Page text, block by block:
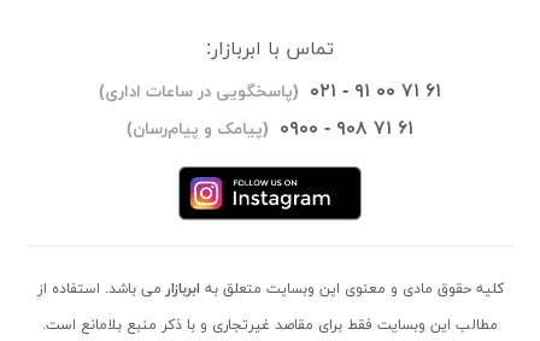
تماس با ابربازار:
۰۲۱ - ۹۱ ۰۰ ۷۱ ۶۱ (پاسخگویی در ساعات اداری)
۰۹۰۰ - ۹۰۸ ۷۱ ۶۱ (پیامک و پیام‌رسان)
کلیه حقوق مادی و معنوی این وبسایت متعلق به ابربازار می باشد. استفاده از
مطالب این وبسایت فقط برای مقاصد غیرتجاری و با ذکر منبع بلامانع است.